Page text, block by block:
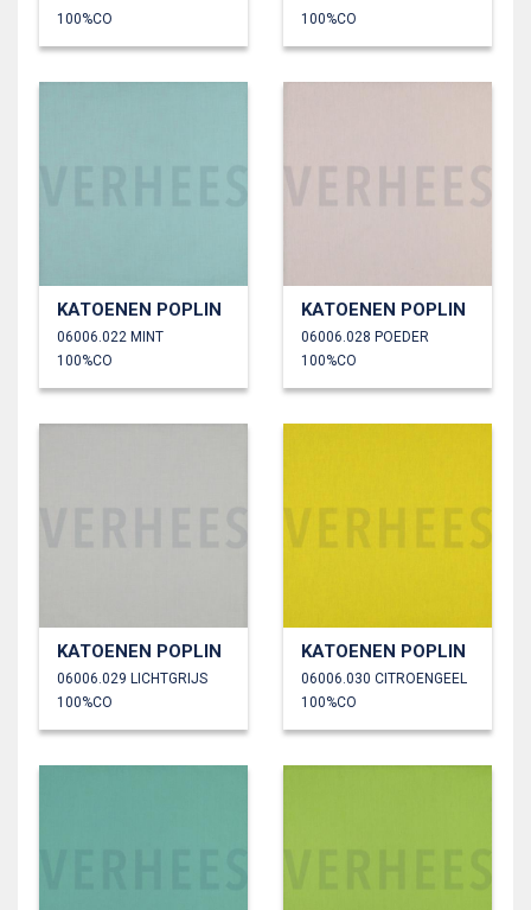
100%CO
100%CO
KATOENEN POPLIN
06006.022 MINT
100%CO
KATOENEN POPLIN
06006.028 POEDER
100%CO
KATOENEN POPLIN
06006.029 LICHTGRIJS
100%CO
KATOENEN POPLIN
06006.030 CITROENGEEL
100%CO